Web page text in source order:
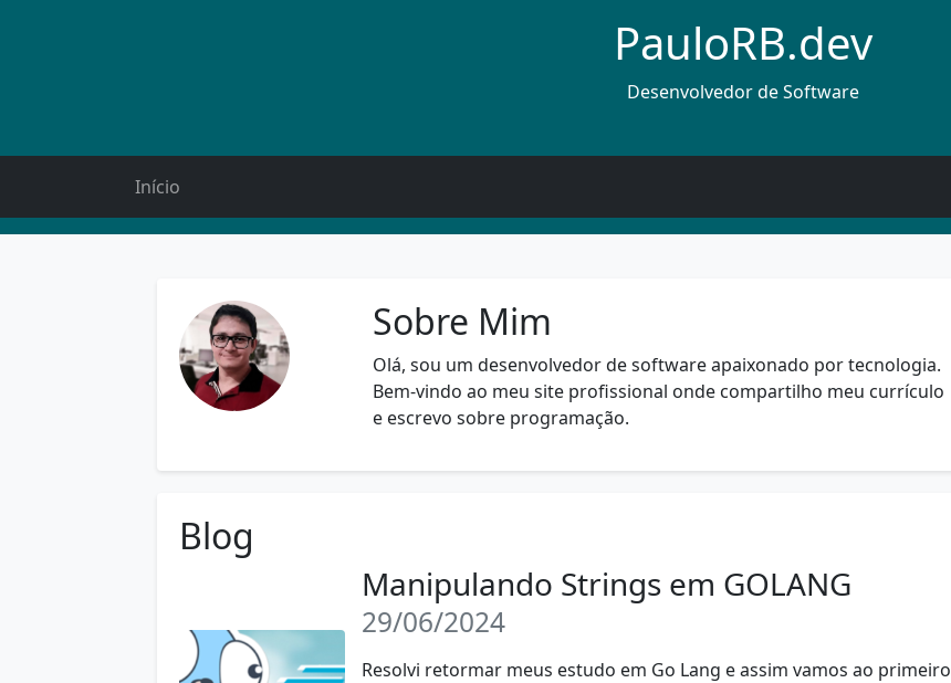
PauloRB.dev
Desenvolvedor de Software
Início
Sobre Mim
Olá, sou um desenvolvedor de software apaixonado por tecnologia.
Bem-vindo ao meu site profissional onde compartilho meu currículo
e escrevo sobre programação.
Blog
Manipulando Strings em GOLANG
29/06/2024
Resolvi retormar meus estudo em Go Lang e assim vamos ao primeiro